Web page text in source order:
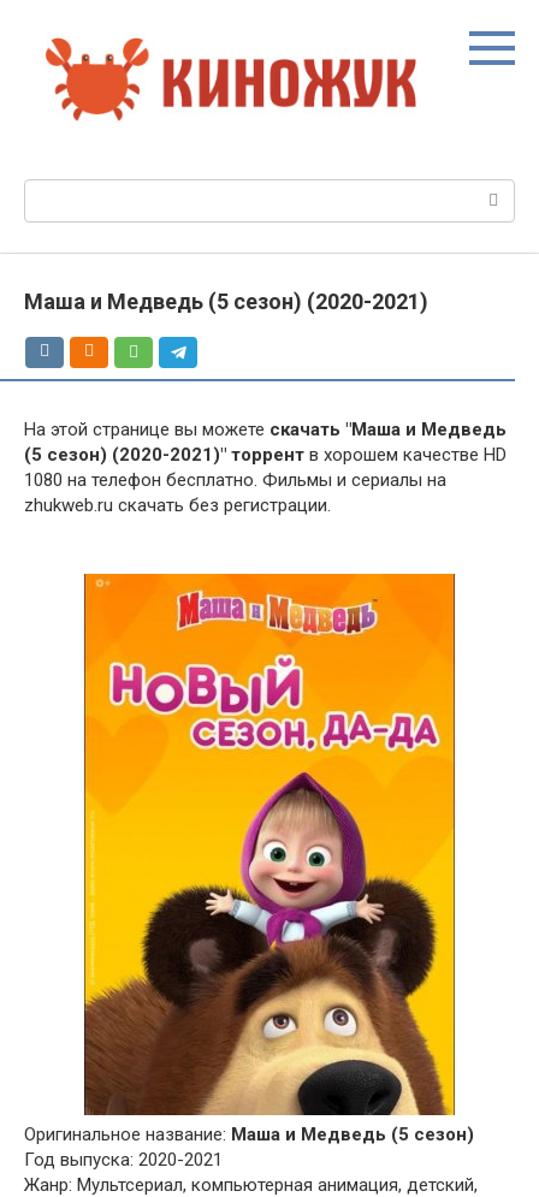
контенту
Маша и Медведь (5 сезон) (2020-2021)
На этой странице вы можете скачать "Маша и Медведь
(5 сезон) (2020-2021)" торрент в хорошем качестве HD
1080 на телефон бесплатно. Фильмы и сериалы на
zhukweb.ru скачать без регистрации.
Оригинальное название: Маша и Медведь (5 сезон)
Год выпуска: 2020-2021
Жанр: Мультсериал, компьютерная анимация, детский,